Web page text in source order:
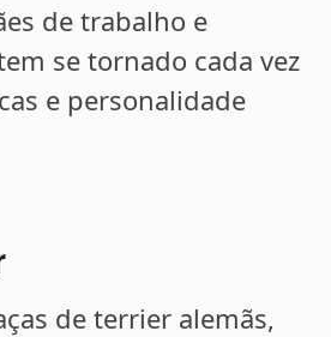
de trabalho e
se tornado cada vez
e personalidade
de terrier alemãs,